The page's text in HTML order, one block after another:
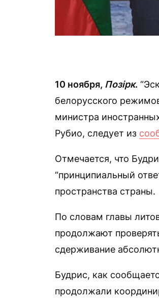
10 ноября, Позірк.
белорусского
министра
Рубио, следует из
Отмечается, что
“принципиальный
пространства страны.
По словам главы
продолжают
сдерживание
Будрис, как
продолжали